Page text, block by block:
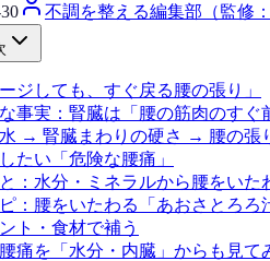
不調を整える編集部（監修
ージしても、すぐ戻る腰の張り」
事実：腎臓は「腰の筋肉のすぐ
→ 腎臓まわりの硬さ → 腰の張
たい「危険な腰痛」
：水分・ミネラルから腰をいた
：腰をいたわる「あおさとろろ
ト・食材で補う
痛を「水分・内臓」からも見て